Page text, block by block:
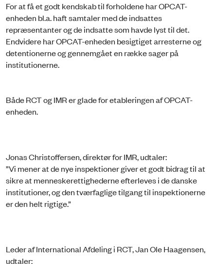
For at få et godt kendskab til forholdene har OPCAT-
enheden bl.a. haft samtaler med de indsattes
repræsentanter og de indsatte som havde lyst til det.
Endvidere har OPCAT-enheden besigtiget arresterne og
detentionerne og gennemgået en række sager på
institutionerne.
Både RCT og IMR er glade for etableringen af OPCAT-
enheden.
Jonas Christoffersen, direktør for IMR, udtaler:
”Vi mener at de nye inspektioner giver et godt bidrag til at
sikre at menneskerettighederne efterleves i de danske
institutioner, og den tværfaglige tilgang til inspektionerne
er den helt rigtige.”
Leder af International Afdeling i RCT, Jan Ole Haagensen,
udtaler: